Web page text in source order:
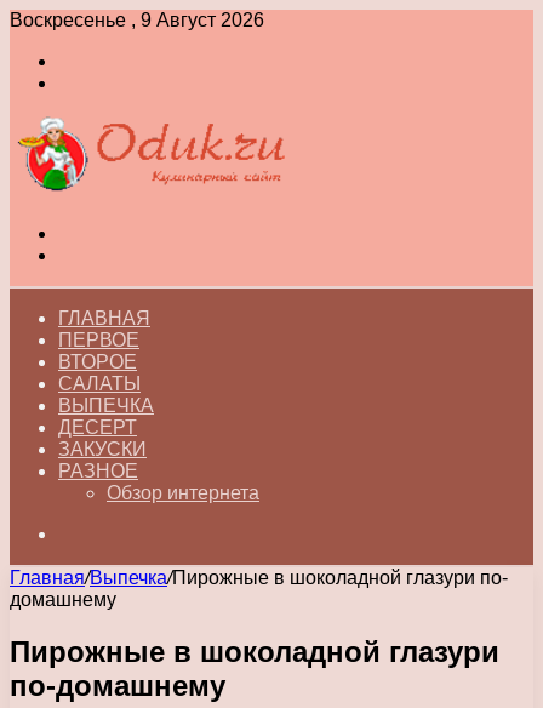
Воскресенье , 9 Август 2026
ГЛАВНАЯ
ПЕРВОЕ
ВТОРОЕ
САЛАТЫ
ВЫПЕЧКА
ДЕСЕРТ
ЗАКУСКИ
РАЗНОЕ
Обзор интернета
Главная/Выпечка/Пирожные в шоколадной глазури по-
домашнему
Пирожные в шоколадной глазури
по-домашнему